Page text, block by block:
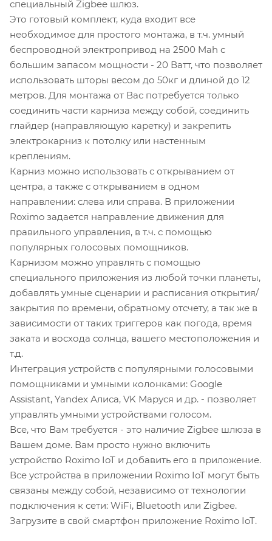
специальный Zigbee шлюз.
Это готовый комплект, куда входит все
необходимое для простого монтажа, в т.ч. умный
беспроводной электропривод на 2500 Mah с
большим запасом мощности - 20 Ватт, что позволяет
использовать шторы весом до 50кг и длиной до 12
метров. Для монтажа от Вас потребуется только
соединить части карниза между собой, соединить
глайдер (направляющую каретку) и закрепить
электрокарниз к потолку или настенным
креплениям.
Карниз можно использовать с открыванием от
центра, а также с открыванием в одном
направлении: слева или справа. В приложении
Roximo задается направление движения для
правильного управления, в т.ч. с помощью
популярных голосовых помощников.
Карнизом можно управлять с помощью
специального приложения из любой точки планеты,
добавлять умные сценарии и расписания открытия/
закрытия по времени, обратному отсчету, а так же в
зависимости от таких триггеров как погода, время
заката и восхода солнца, вашего местоположения и
т.д.
Интеграция устройств с популярными голосовыми
помощниками и умными колонками: Google
Assistant, Yandex Алиса, VK Маруся и др. - позволяет
управлять умными устройствами голосом.
Все, что Вам требуется - это наличие Zigbee шлюза в
Вашем доме. Вам просто нужно включить
устройство Roximo IoT и добавить его в приложение.
Все устройства в приложении Roximo IoT могут быть
связаны между собой, независимо от технологии
подключения к сети: WiFi, Bluetooth или Zigbee.
Загрузите в свой смартфон приложение Roximo IoT.